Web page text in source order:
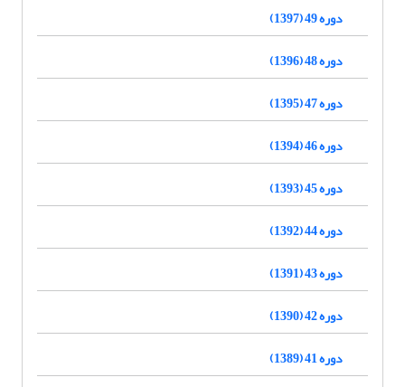
دوره 49 (1397)
دوره 48 (1396)
دوره 47 (1395)
دوره 46 (1394)
دوره 45 (1393)
دوره 44 (1392)
دوره 43 (1391)
دوره 42 (1390)
دوره 41 (1389)